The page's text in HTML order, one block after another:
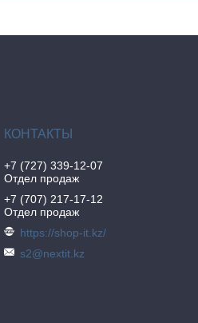
+7 (727) 339-12-07
Отдел продаж
+7 (707) 217-17-12
Отдел продаж
https://shop-it.kz/
s2@nextit.kz